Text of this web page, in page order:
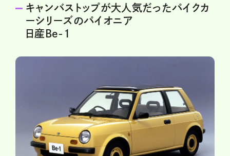
キャンバストップが大人気だったパイクカ
ーシリーズのパイオニア
日産Be-1